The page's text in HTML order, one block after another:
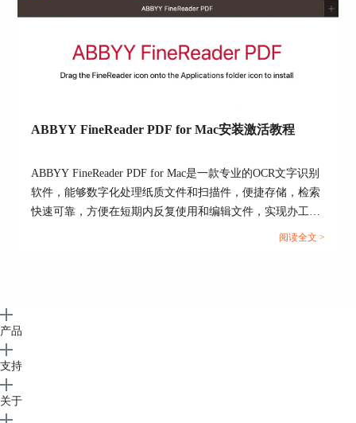
ABBYY FineReader中文网下载软件试一下吧。
署名：咚咚
ABBYY FineReader PDF for Mac安装激活教程
ABBYY FineReader PDF for Mac是一款专业的OCR文字识别
软件，能够数字化处理纸质文件和扫描件，便捷存储，检索
快速可靠，方便在短期内反复使用和编辑文件，实现办工场
所数字化。让您体验市场领先的基于人工智能 (AI) 的光学字
阅读全文 >
产品
支持
关于